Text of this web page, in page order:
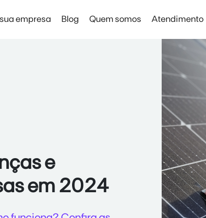
empresa Blog Quem somos Atendimento
e
em 2024